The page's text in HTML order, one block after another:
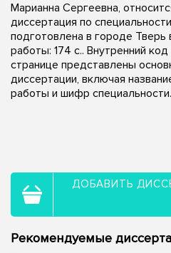
Марианна Сергеевна,
диссертация по
подготовлена в городе
работы: 174 с.. Внутренний
странице представлены
диссертации, включая
работы и шифр специальности.
ДОБАВИТЬ
Рекомендуемые